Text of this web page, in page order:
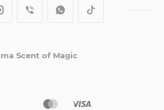
Scent of Magic